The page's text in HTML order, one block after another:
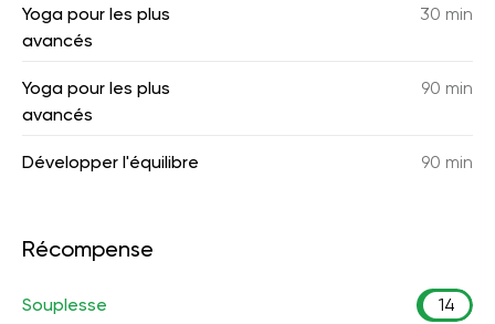
Yoga pour les plus
avancés
30 min
Yoga pour les plus
avancés
90 min
Développer l'équilibre 90 min
Récompense
Souplesse 14